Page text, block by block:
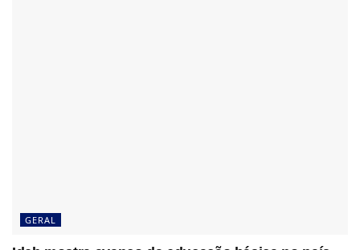
GERAL